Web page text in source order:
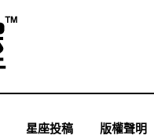
星座投稿 版權聲明